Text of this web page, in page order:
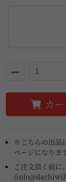
カ
※こちらの出品
ページになります
ご注文頂く前に
(